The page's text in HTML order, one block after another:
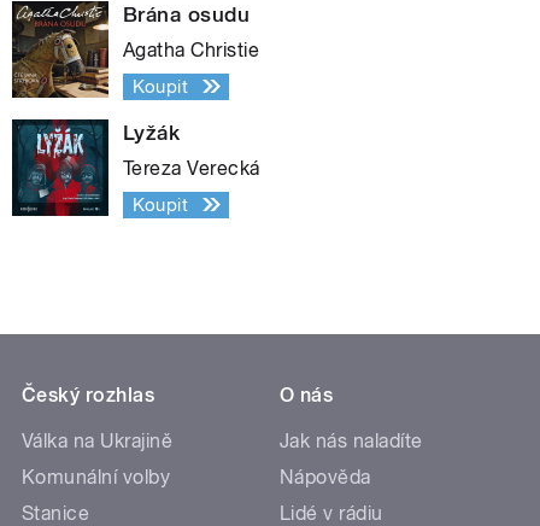
Brána osudu
Agatha Christie
Koupit
Lyžák
Tereza Verecká
Koupit
Český rozhlas
Válka na Ukrajině
Komunální volby
Stanice
O nás
Jak nás naladíte
Nápověda
Lidé v rádiu